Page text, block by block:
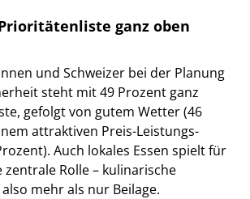
ganz oben
und Schweizer bei der Planung
steht mit 49 Prozent ganz
gefolgt von gutem Wetter (46
attraktiven Preis-Leistungs-
Auch lokales Essen spielt für
zentrale Rolle – kulinarische
mehr als nur Beilage.